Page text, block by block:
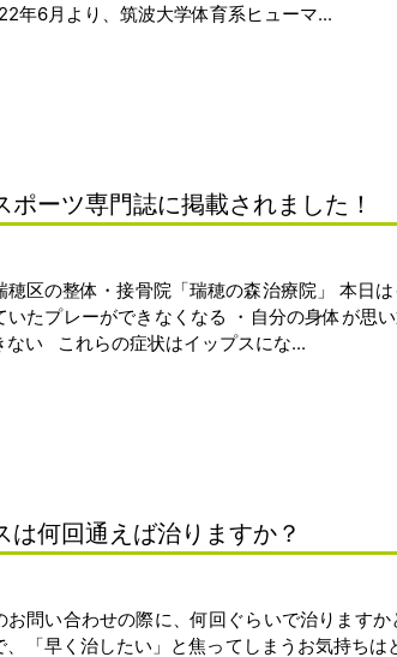
年6月より、筑波大学体育系ヒューマ...
ポーツ専門誌に掲載されました！
穂区の整体・接骨院「瑞穂の森治療院」 本日
いたプレーができなくなる ・自分の身体が思
ない これらの症状はイップスにな...
は何回通えば治りますか？
お問い合わせの際に、何回ぐらいで治ります
、「早く治したい」と焦ってしまうお気持ち